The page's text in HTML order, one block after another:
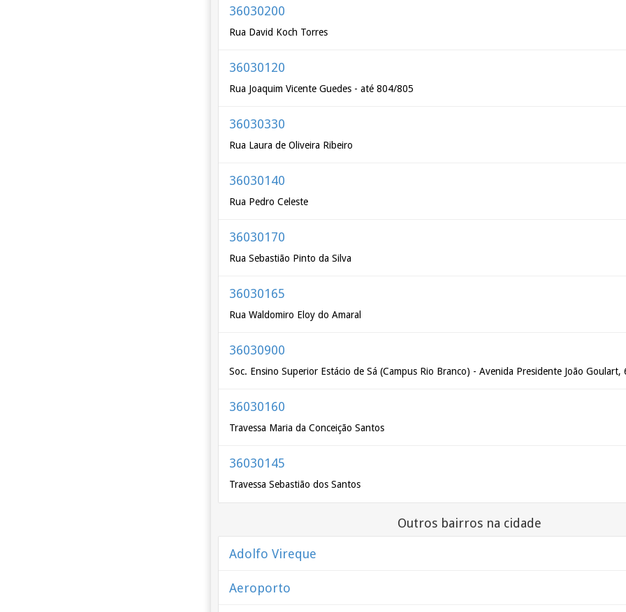
36030200
Rua David Koch Torres
36030120
Rua Joaquim Vicente Guedes - até 804/805
36030330
Rua Laura de Oliveira Ribeiro
36030140
Rua Pedro Celeste
36030170
Rua Sebastião Pinto da Silva
36030165
Rua Waldomiro Eloy do Amaral
36030900
Soc. Ensino Superior Estácio de Sá (Campus Rio Branco) - Avenida Presidente João Goulart,
36030160
Travessa Maria da Conceição Santos
36030145
Travessa Sebastião dos Santos
Outros bairros na cidade
Adolfo Vireque
Aeroporto